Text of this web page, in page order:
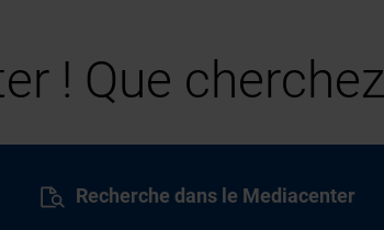
! Que
Recherche dans le Mediacenter